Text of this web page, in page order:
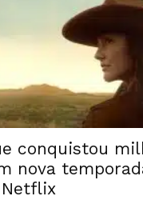
conquistou
nova